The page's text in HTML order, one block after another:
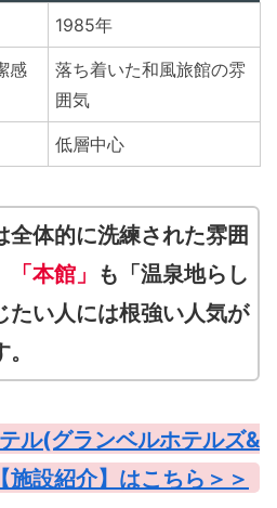
1985年
感
落ち着いた和風旅館の雰
囲気
低層中心
全体的に洗練された雰囲
「本館」 も「温泉地らし
たい人には根強い人気が
ル(グランベルホテルズ&
施設紹介】はこちら＞＞